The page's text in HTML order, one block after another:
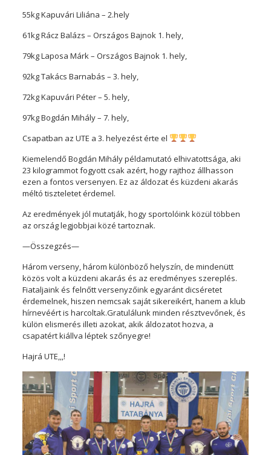
55kg Kapuvári Liliána – 2.hely
61kg Rácz Balázs – Országos Bajnok 1. hely,
79kg Laposa Márk – Országos Bajnok 1. hely,
92kg Takács Barnabás – 3. hely,
72kg Kapuvári Péter – 5. hely,
97kg Bogdán Mihály – 7. hely,
Csapatban az UTE a 3. helyezést érte el
Kiemelendő Bogdán Mihály példamutató elhivatottsága, aki
23 kilogrammot fogyott csak azért, hogy rajthoz állhasson
ezen a fontos versenyen. Ez az áldozat és küzdeni akarás
méltó tiszteletet érdemel.
Az eredmények jól mutatják, hogy sportolóink közül többen
az ország legjobbjai közé tartoznak.
—Összegzés—
Három verseny, három különböző helyszín, de mindenütt
közös volt a küzdeni akarás és az eredményes szereplés.
Fiataljaink és felnőtt versenyzőink egyaránt dicséretet
érdemelnek, hiszen nemcsak saját sikereikért, hanem a klub
hírnevéért is harcoltak.Gratulálunk minden résztvevőnek, és
külön elismerés illeti azokat, akik áldozatot hozva, a
csapatért kiállva léptek szőnyegre!
Hajrá UTE,,,!